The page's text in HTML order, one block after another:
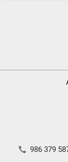
986 379